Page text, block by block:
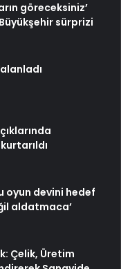
göreceksiniz’
sürprizi
oyun devini hedef
aldatmaca’
Çelik, Üretim